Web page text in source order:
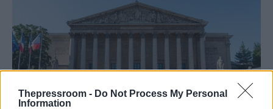
Thepressroom - Do Not Process My Personal
Information